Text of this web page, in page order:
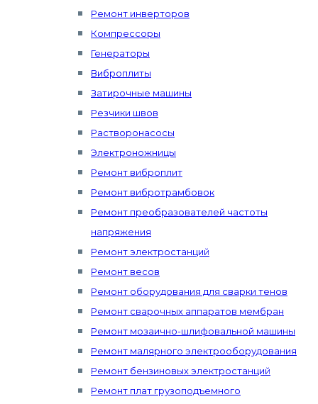
Ремонт инверторов
Компрессоры
Генераторы
Виброплиты
Затирочные машины
Резчики швов
Растворонасосы
Электроножницы
Ремонт виброплит
Ремонт вибротрамбовок
Ремонт преобразователей частоты
напряжения
Ремонт электростанций
Ремонт весов
Ремонт оборудования для сварки тенов
Ремонт сварочных аппаратов мембран
Ремонт мозаично-шлифовальной машины
Ремонт малярного электрооборудования
Ремонт бензиновых электростанций
Ремонт плат грузоподъемного